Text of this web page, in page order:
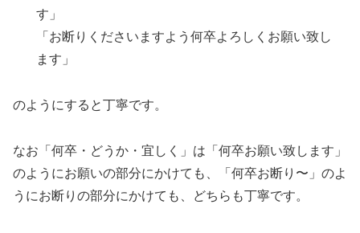
す」
「お断りくださいますよう何卒よろしくお願い致し
ます」
のようにすると丁寧です。
なお「何卒・どうか・宜しく」は「何卒お願い致します」
のようにお願いの部分にかけても、「何卒お断り〜」のよ
うにお断りの部分にかけても、どちらも丁寧です。